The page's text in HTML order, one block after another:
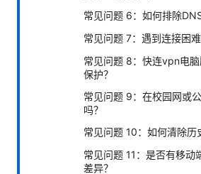
常见问题 6：如何排除
常见问题 7：遇到连接困难
常见问题 8：快连vpn电
保护？
常见问题 9：在校园网或
吗？
常见问题 10：如何清除历
常见问题 11：是否有移动
差异？